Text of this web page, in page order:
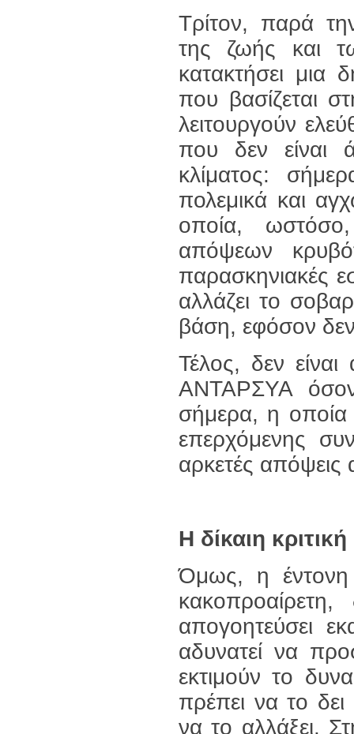
Τρίτον, παρά
της ζωής και
κατακτήσει μια
που βασίζεται
λειτουργούν
που δεν είναι
κλίματος:
πολεμικά και
οποία,
απόψεων
παρασκηνιακές
αλλάζει το
βάση, εφόσον δεν
Τέλος, δεν
ΑΝΤΑΡΣΥΑ
σήμερα, η οποία
επερχόμενης
αρκετές απόψεις
Η δίκαιη κριτική
Όμως, η έντονη
απογοητεύσει
αδυνατεί να
εκτιμούν το
πρέπει να το
να το αλλάξει.